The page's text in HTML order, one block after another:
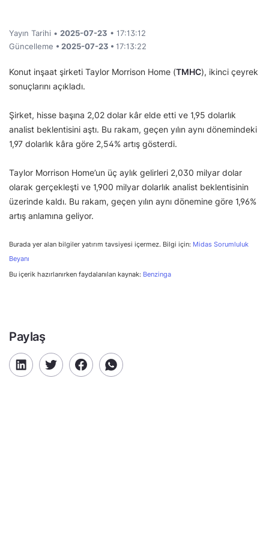
Yayın Tarihi • 2025-07-23 • 17:13:12
Güncelleme • 2025-07-23 • 17:13:22
Konut inşaat şirketi Taylor Morrison Home (TMHC), ikinci çeyrek
sonuçlarını açıkladı.
Şirket, hisse başına 2,02 dolar kâr elde etti ve 1,95 dolarlık
analist beklentisini aştı. Bu rakam, geçen yılın aynı dönemindeki
1,97 dolarlık kâra göre 2,54% artış gösterdi.
Taylor Morrison Home’un üç aylık gelirleri 2,030 milyar dolar
olarak gerçekleşti ve 1,900 milyar dolarlık analist beklentisinin
üzerinde kaldı. Bu rakam, geçen yılın aynı dönemine göre 1,96%
artış anlamına geliyor.
Burada yer alan bilgiler yatırım tavsiyesi içermez. Bilgi için: Midas Sorumluluk
Beyanı
Bu içerik hazırlanırken faydalanılan kaynak: Benzinga
Paylaş